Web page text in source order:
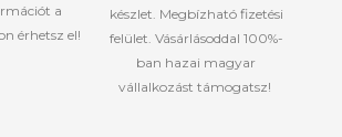
a
érhetsz el!
készlet. Megbízható fizetési
felület. Vásárlásoddal 100%-
ban hazai magyar
vállalkozást támogatsz!